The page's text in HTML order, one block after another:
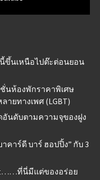
ขึ้นเหนือไปต๊ะต่อนยอน
ชั่นห้องพักราคาพิเศษ
ยทางเพศ (LGBT)
นดับตามความจุของฝูง
คาร์ดี บาร์ ฮอปปิ้ง” กับ 3
ที่นี่มีแต่ของอร่อย